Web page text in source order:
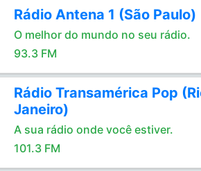
Rádio Antena 1 (São Paulo)
O melhor do mundo no seu rádio.
93.3 FM
Rádio Transamérica Pop
Janeiro)
A sua rádio onde você estiver.
101.3 FM